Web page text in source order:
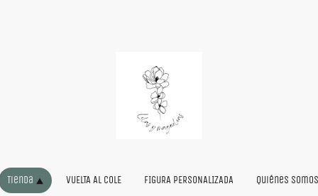
Tienda VUELTA AL COLE FIGURA PERSONALIZADA Quiénes somos